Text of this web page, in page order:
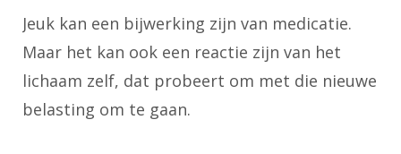
Jeuk kan een bijwerking zijn van medicatie.
Maar het kan ook een reactie zijn van het
lichaam zelf, dat probeert om met die nieuwe
belasting om te gaan.